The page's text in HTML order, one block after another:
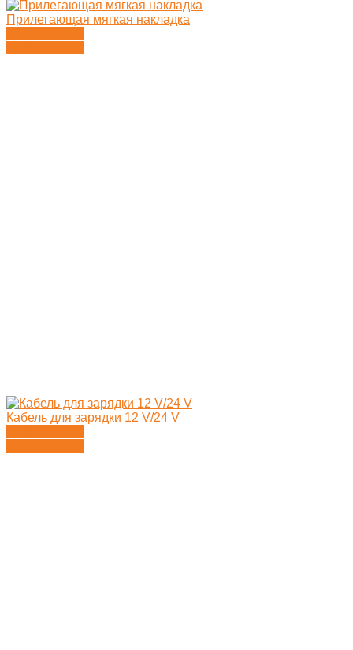
Прилегающая мягкая накладка
Кабель для зарядки 12 V/24 V